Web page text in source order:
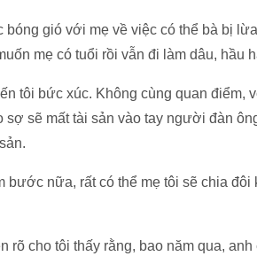
bóng gió với mẹ về việc có thể bà bị
mẹ có tuổi rồi vẫn đi làm dâu, hầu
tôi bức xúc. Không cùng quan điểm,
sợ sẽ mất tài sản vào tay người đàn
bước nữa, rất có thể mẹ tôi sẽ chia
rõ cho tôi thấy rằng, bao năm qua,